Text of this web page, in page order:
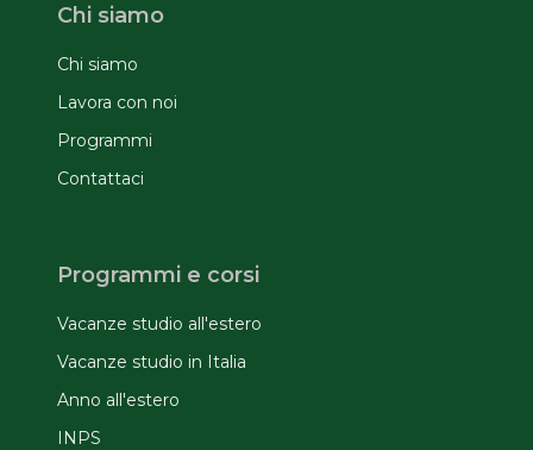
Chi siamo
Chi siamo
Lavora con noi
Programmi
Contattaci
Programmi e corsi
Vacanze studio all'estero
Vacanze studio in Italia
Anno all'estero
INPS